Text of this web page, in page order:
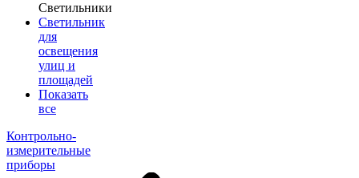
Светильники
Светильник
для
освещения
улиц и
площадей
Показать
все
Контрольно-
измерительные
приборы